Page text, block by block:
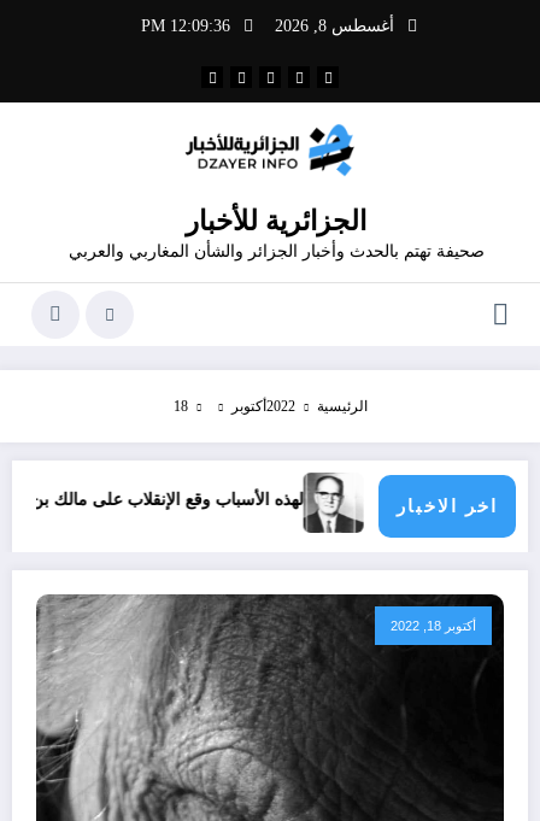
أغسطس 8, 2026 12:09:37 PM
الجزائرية للأخبار
صحيفة تهتم بالحدث وأخبار الجزائر والشأن المغاربي والعربي
الرئيسية 2022 أكتوبر 18
اخر الاخبار لهذه الأسباب وقع الإنقلاب على مالك بن نبي
أكتوبر 18, 2022